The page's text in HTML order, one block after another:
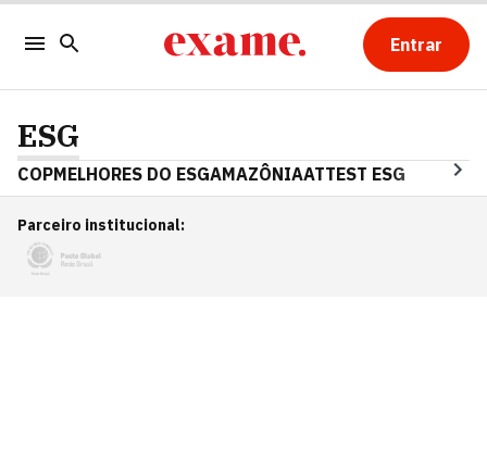
Entrar
ESG
COPMELHORES DO ESGAMAZÔNIAATTEST ESG
Parceiro institucional: